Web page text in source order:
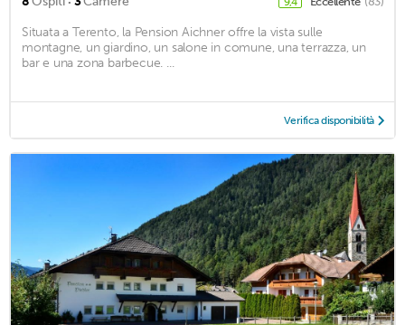
Situata a Terento, la Pension Aichner offre la vista sulle
montagne, un giardino, un salone in comune, una terrazza, un
bar e una zona barbecue. ...
Verifica disponibilità